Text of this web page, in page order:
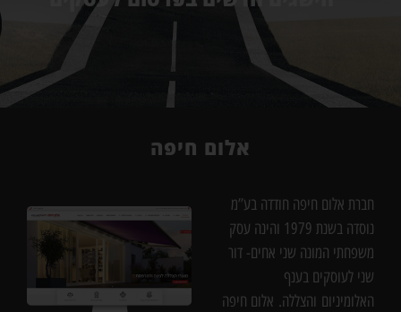
אלום חיפה
חברת אלום חיפה חודדה בע”מ
נוסדה בשנת 1979 והינה עסק
משפחתי המונה שני אחים- דור
שני לעוסקים בענף
האלומיניום והצללה. אלום חיפה